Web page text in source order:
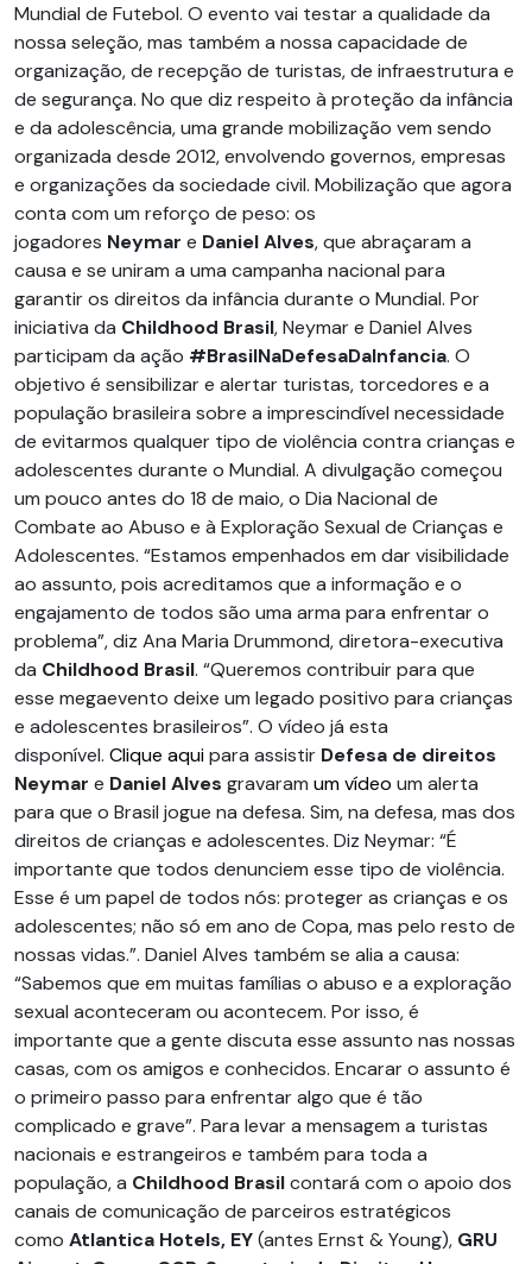
Mundial de Futebol. O evento vai testar a qualidade da
nossa seleção, mas também a nossa capacidade de
organização, de recepção de turistas, de infraestrutura e
de segurança. No que diz respeito à proteção da infância
e da adolescência, uma grande mobilização vem sendo
organizada desde 2012, envolvendo governos, empresas
e organizações da sociedade civil. Mobilização que agora
conta com um reforço de peso: os
jogadores Neymar e Daniel Alves, que abraçaram a
causa e se uniram a uma campanha nacional para
garantir os direitos da infância durante o Mundial. Por
iniciativa da Childhood Brasil, Neymar e Daniel Alves
participam da ação #BrasilNaDefesaDaInfancia. O
objetivo é sensibilizar e alertar turistas, torcedores e a
população brasileira sobre a imprescindível necessidade
de evitarmos qualquer tipo de violência contra crianças e
adolescentes durante o Mundial. A divulgação começou
um pouco antes do 18 de maio, o Dia Nacional de
Combate ao Abuso e à Exploração Sexual de Crianças e
Adolescentes. “Estamos empenhados em dar visibilidade
ao assunto, pois acreditamos que a informação e o
engajamento de todos são uma arma para enfrentar o
problema”, diz Ana Maria Drummond, diretora-executiva
da Childhood Brasil. “Queremos contribuir para que
esse megaevento deixe um legado positivo para crianças
e adolescentes brasileiros”. O vídeo já esta
disponível. Clique aquipara assistir Defesa de direitos
Neymar e Daniel Alves gravaram um vídeo um alerta
para que o Brasil jogue na defesa. Sim, na defesa, mas dos
direitos de crianças e adolescentes. Diz Neymar: “É
importante que todos denunciem esse tipo de violência.
Esse é um papel de todos nós: proteger as crianças e os
adolescentes; não só em ano de Copa, mas pelo resto de
nossas vidas.”. Daniel Alves também se alia a causa:
“Sabemos que em muitas famílias o abuso e a exploração
sexual aconteceram ou acontecem. Por isso, é
importante que a gente discuta esse assunto nas nossas
casas, com os amigos e conhecidos. Encarar o assunto é
o primeiro passo para enfrentar algo que é tão
complicado e grave”. Para levar a mensagem a turistas
nacionais e estrangeiros e também para toda a
população, a Childhood Brasilcontará com o apoio dos
canais de comunicação de parceiros estratégicos
como Atlantica Hotels, EY(antes Ernst & Young), GRU